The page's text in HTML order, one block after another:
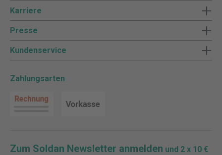
Karriere
Presse
Kundenservice
Zahlungsarten
Zum Soldan Newsletter anmelden und 2 x 10 €